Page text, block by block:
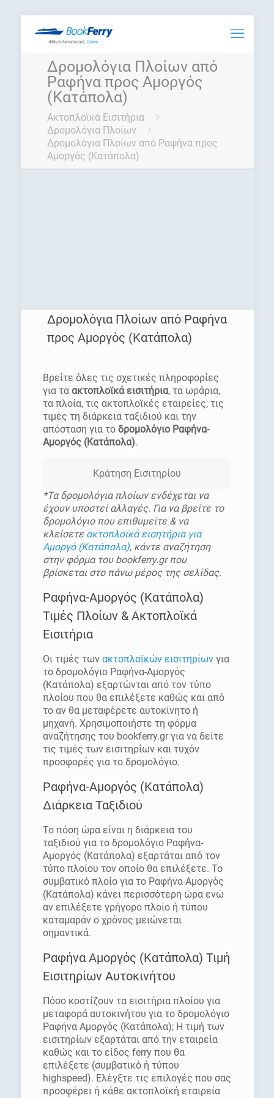
Δρομολόγια Πλοίων από
Ραφήνα προς Αμοργός
(Κατάπολα)
Ακτοπλοϊκά Εισιτήρια
Δρομολόγια Πλοίων
Δρομολόγια Πλοίων από Ραφήνα προς
Αμοργός (Κατάπολα)
Δρομολόγια Πλοίων από Ραφήνα
προς Αμοργός (Κατάπολα)
Βρείτε όλες τις σχετικές πληροφορίες
για τα ακτοπλοϊκά εισιτήρια, τα ωράρια,
τα πλοία, τις ακτοπλοϊκές εταιρείες, τις
τιμές τη διάρκεια ταξιδιού και την
απόσταση για τοδρομολόγιο Ραφήνα-
Αμοργός (Κατάπολα).
Κράτηση Εισιτηρίου
*Τα δρομολόγια πλοίων ενδέχεται να
έχουν υποστεί αλλαγές. Για να βρείτε το
δρομολόγιο που επιθυμείτε & να
κλείσετε ακτοπλοϊκά εισητήρια για
Αμοργό (Κατάπολα), κάντε αναζήτηση
στην φόρμα του bookferry.gr που
βρίσκεται στο πάνω μέρος της σελίδας.
Ραφήνα-Αμοργός (Κατάπολα)
Τιμές Πλοίων & Ακτοπλοϊκά
Εισιτήρια
Οι τιμές των ακτοπλοϊκών εισιτηρίωνγια
το δρομολόγιο Ραφήνα-Αμοργός
(Κατάπολα) εξαρτώνται από τον τύπο
πλοίου που θα επιλέξετε καθώς και από
το αν θα μεταφέρετε αυτοκίνητο ή
μηχανή. Χρησιμοποιήστε τη φόρμα
αναζήτησης του bookferry.gr για να δείτε
τις τιμές των εισιτηρίων και τυχόν
προσφορές για το δρομολόγιο.
Ραφήνα-Αμοργός (Κατάπολα)
Διάρκεια Ταξιδιού
Το πόση ώρα είναι η διάρκεια του
ταξιδιού για το δρομολόγιο Ραφήνα-
Αμοργός (Κατάπολα) εξαρτάται από τον
τύπο πλοίου τον οποίο θα επιλέξετε. Το
συμβατικό πλοίο για το Ραφήνα-Αμοργός
(Κατάπολα) κάνει περισσότερη ώρα ενώ
αν επιλέξετε γρήγορο πλοίο ή τύπου
καταμαράν ο χρόνος μειώνεται
σημαντικά.
Ραφήνα Αμοργός (Κατάπολα) Τιμή
Εισιτηρίων Αυτοκινήτου
Πόσο κοστίζουν τα εισιτήρια πλοίου για
μεταφορά αυτοκινήτου για το δρομολόγιο
Ραφήνα Αμοργός (Κατάπολα); Η τιμή των
εισιτηρίων εξαρτάται από την εταιρεία
καθώς και το είδος ferry που θα
επιλέξετε (συμβατικό ή τύπου
highspeed). Ελέγξτε τις επιλογές που σας
προσφέρει ή κάθε ακτοπλοϊκή εταιρεία